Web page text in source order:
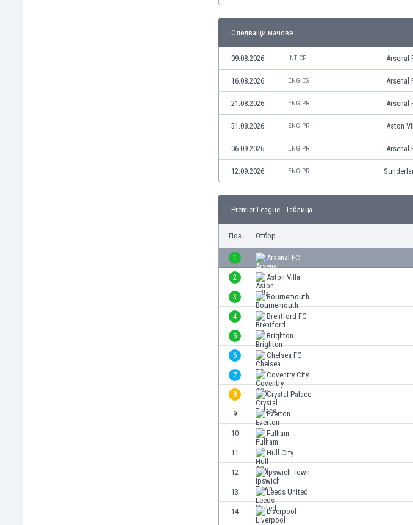
Следващи мачове
09.08.2026 INT CF Arsenal
16.08.2026 ENG CS Arsenal
21.08.2026 ENG PR Arsenal
31.08.2026 ENG PR Aston
06.09.2026 ENG PR Arsenal
12.09.2026 ENG PR
Premier League - Таблица
Поз. Отбор
1 Arsenal FC
2 Aston Villa
3 Bournemouth
4 Brentford FC
5 Brighton
6 Chelsea FC
7 Coventry City
8 Crystal Palace
9 Everton
10 Fulham
11 Hull City
12 Ipswich Town
13 Leeds United
14 Liverpool